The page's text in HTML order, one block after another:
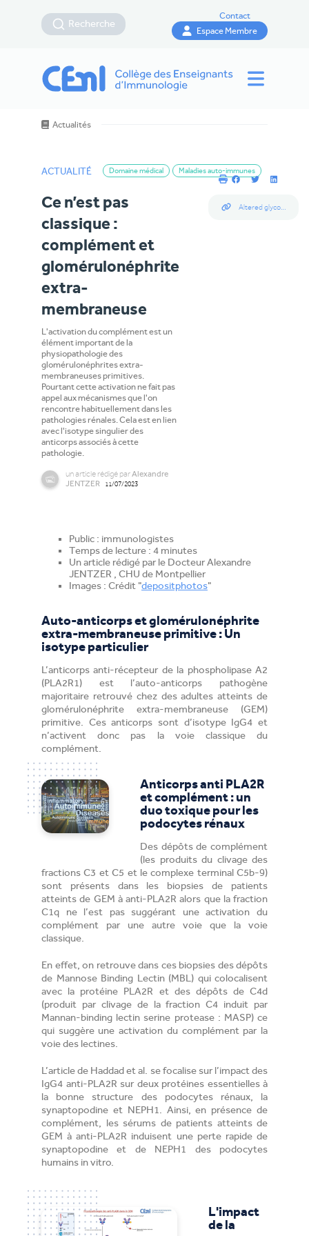
Recherche
Contact
Espace Membre
Actualités
ACTUALITÉ Domaine médical Maladies auto-immunes
Ce n’est pas
classique :
complément et
glomérulonéphrite
extra-
membraneuse
L'activation du complément est un
élément important de la
physiopathologie des
glomérulonéphrites extra-
membraneuses primitives.
Pourtant cette activation ne fait pas
appel aux mécanismes que l'on
rencontre habituellement dans les
pathologies rénales. Cela est en lien
avec l'isotype singulier des
anticorps associés à cette
pathologie.
unarticle rédigé parAlexandre
JENTZER
11/07/2023
Altered glycosylation of IgG4 promotes lectin complement pathway activation in anti-PLA2R1-associated membranous nephropathy
Public : immunologistes
Temps de lecture : 4 minutes
Un article rédigé par le Docteur Alexandre
JENTZER , CHU de Montpellier
Images : Crédit "depositphotos"
Auto-anticorps et glomérulonéphrite
extra-membraneuse primitive : Un
isotype particulier
L’anticorps anti-récepteur de la phospholipase A2
(PLA2R1) est l’auto-anticorps pathogène
majoritaire retrouvé chez des adultes atteints de
glomérulonéphrite extra-membraneuse (GEM)
primitive. Ces anticorps sont d’isotype IgG4 et
n’activent donc pas la voie classique du
complément.
Anticorps anti PLA2R
et complément : un
duo toxique pour les
podocytes rénaux
Des dépôts de complément
(les produits du clivage des
fractions C3 et C5 et le complexe terminal C5b-9)
sont présents dans les biopsies de patients
atteints de GEM à anti-PLA2R alors que la fraction
C1q ne l’est pas suggérant une activation du
complément par une autre voie que la voie
classique.
En effet, on retrouve dans ces biopsies des dépôts
de Mannose Binding Lectin (MBL) qui colocalisent
avec la protéine PLA2R et des dépôts de C4d
(produit par clivage de la fraction C4 induit par
Mannan-binding lectin serine protease : MASP) ce
qui suggère une activation du complément par la
voie des lectines.
L’article de Haddad et al. se focalise sur l’impact des
IgG4 anti-PLA2R sur deux protéines essentielles à
la bonne structure des podocytes rénaux, la
synaptopodine et NEPH1. Ainsi, en présence de
complément, les sérums de patients atteints de
GEM à anti-PLA2R induisent une perte rapide de
synaptopodine et de NEPH1 des podocytes
humains in vitro.
L'impact
de la